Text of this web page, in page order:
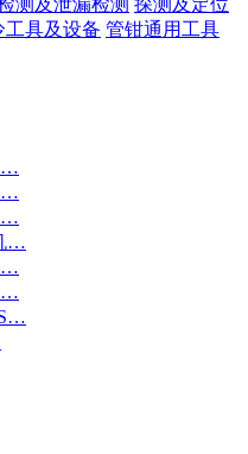
测及泄漏检测 探测及定位
工具及设备 管钳通用工具
…
…
…
…
…
…